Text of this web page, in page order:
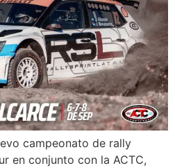
campeonato de rally
en conjunto con la ACTC,